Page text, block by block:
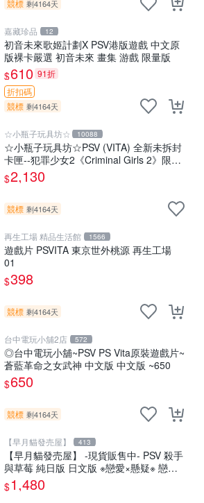
競標 剩4164天
嘉藏珍品 12
初音未來歌姬計劃X PSV港版遊戲 中文原
版裸卡嚴選 初音未來 畫集 游戲 限量版
$610 91折
折扣碼
競標 剩4164天
☆小瓶子玩具坊☆ 10088
☆小瓶子玩具坊☆PSV (VITA) 全新未拆封
卡匣--犯罪少女2《Criminal Girls 2》限定
版 (日版)
$2,130
競標 剩4164天
再生工場 精品生活館 1566
遊戲片 PSVITA 東京世外桃源 再生工場
01
$398
競標 剩4164天
台中電玩小舖2店 572
◎台中電玩小舖~PSV PS Vita原裝遊戲片~
蒼藍革命之女武神 中文版 中文版 ~650
$650
競標 剩4164天
【早月貓發売屋】 413
【早月貓發売屋】 -現貨販售中- PSV 殺手
與草莓 純日版 日文版 ※戀愛×懸疑※ 戀愛
ADV遊戲
$1,480